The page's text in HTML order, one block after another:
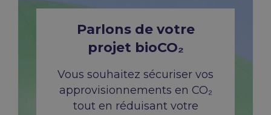
Parlons de votre
projet bioCO₂
Vous souhaitez sécuriser vos
approvisionnements en CO₂
tout en réduisant votre